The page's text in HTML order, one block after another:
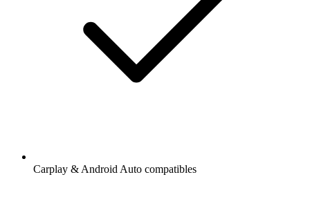
Carplay & Android Auto compatibles